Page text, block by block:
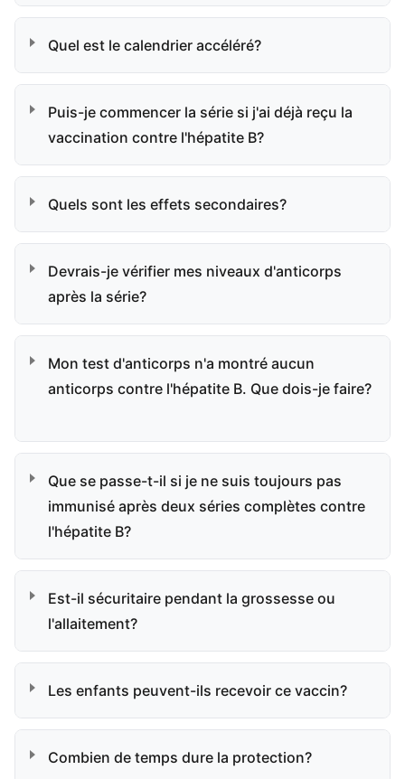
Quel est le calendrier accéléré?
Puis-je commencer la série si j'ai déjà reçu la
vaccination contre l'hépatite B?
Quels sont les effets secondaires?
Devrais-je vérifier mes niveaux d'anticorps
après la série?
Mon test d'anticorps n'a montré aucun
anticorps contre l'hépatite B. Que dois-je faire?
Que se passe-t-il si je ne suis toujours pas
immunisé après deux séries complètes contre
l'hépatite B?
Est-il sécuritaire pendant la grossesse ou
l'allaitement?
Les enfants peuvent-ils recevoir ce vaccin?
Combien de temps dure la protection?